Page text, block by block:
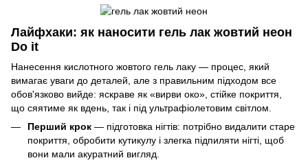
Лайфхаки: як наносити гель лак жовтий неон
Do it
Нанесення кислотного жовтого гель лаку — процес, який
вимагає уваги до деталей, але з правильним підходом все
обов'язково вийде: яскраве як «вирви око», стійке покриття,
що сяятиме як вдень, так і під ультрафіолетовим світлом.
Перший крок — підготовка нігтів: потрібно видалити старе
покриття, обробити кутикулу і злегка підпиляти нігті, щоб
вони мали акуратний вигляд.